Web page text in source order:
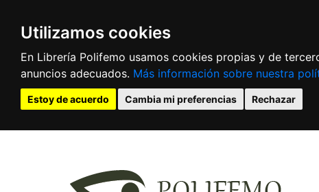
Utilizamos cookies
En Librería Polifemo usamos cookies propias y de
anuncios adecuados. Más información sobre nuestra
Estoy de acuerdo Cambia mi preferencias Rechazar